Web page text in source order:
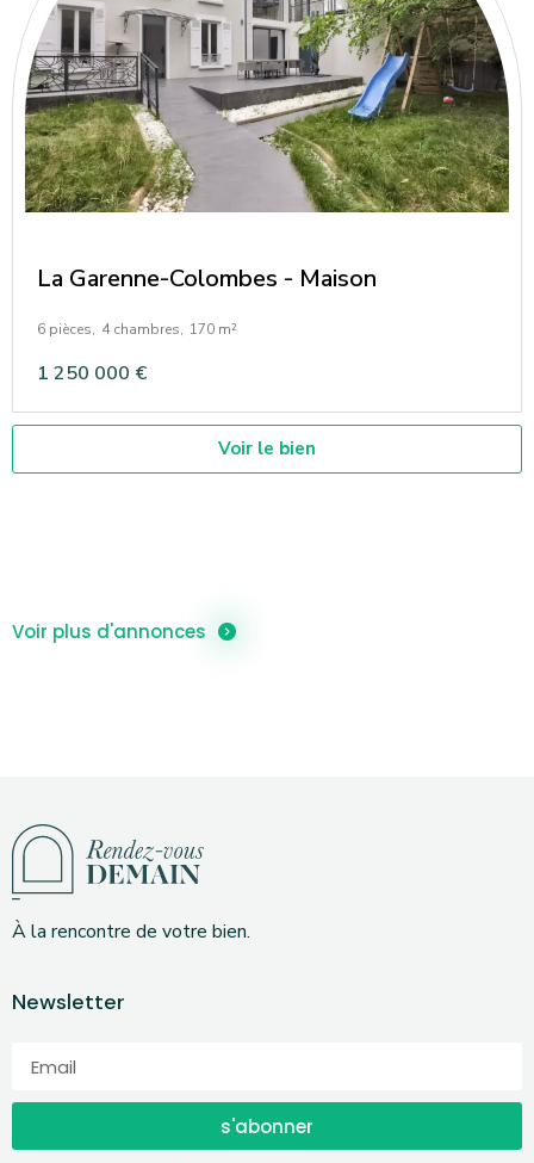
La Garenne-Colombes - Maison
6 pièces, 4 chambres, 170 m²
1 250 000 €
Voir le bien
Voir plus d'annonces
À la rencontre de votre bien.
Newsletter
s'abonner